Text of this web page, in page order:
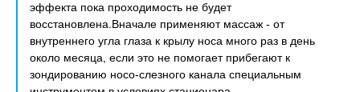
эффекта пока проходимость не будет
восстановлена.Вначале применяют массаж - от
внутреннего угла глаза к крылу носа много раз в день
около месяца, если это не помогает прибегают к
зондированию носо-слезного канала специальным